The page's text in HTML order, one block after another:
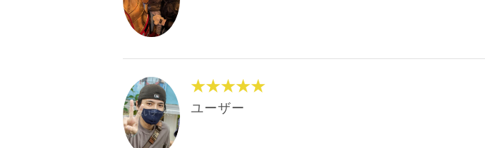
★★★★★
ユーザー